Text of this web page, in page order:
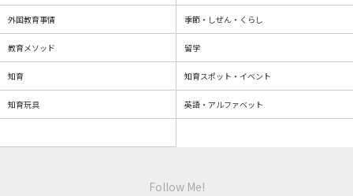
外国教育事情 季節・しぜん・くらし
教育メソッド 留学
知育 知育スポット・イベント
知育玩具 英語・アルファベット
Follow Me!